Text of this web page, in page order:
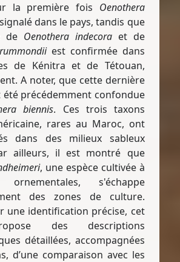
la première fois Oenothera
dans le pays, tandis que
de Oenothera indecoraet de
est confirmée dans
de Kénitra et de Tétouan,
A noter, que cette dernière
été précédemment confondue
biennis. Ces trois taxons
rares au Maroc, ont
dans des milieux sableux
ailleurs, il est montré que
, une espèce cultivée à
s'échappe
des zones de culture.
une identification précise, cet
des descriptions
détaillées, accompagnées
d’une comparaison avec les